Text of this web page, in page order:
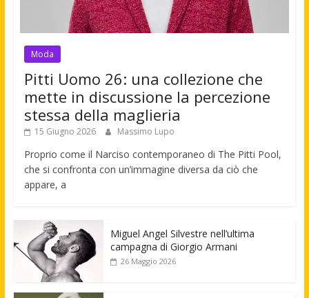
Moda
Pitti Uomo 26: una collezione che
mette in discussione la percezione
stessa della maglieria
15 Giugno 2026 Massimo Lupo
Proprio come il Narciso contemporaneo di The Pitti Pool,
che si confronta con un’immagine diversa da ciò che
appare, a
Miguel Angel Silvestre nell’ultima
campagna di Giorgio Armani
26 Maggio 2026